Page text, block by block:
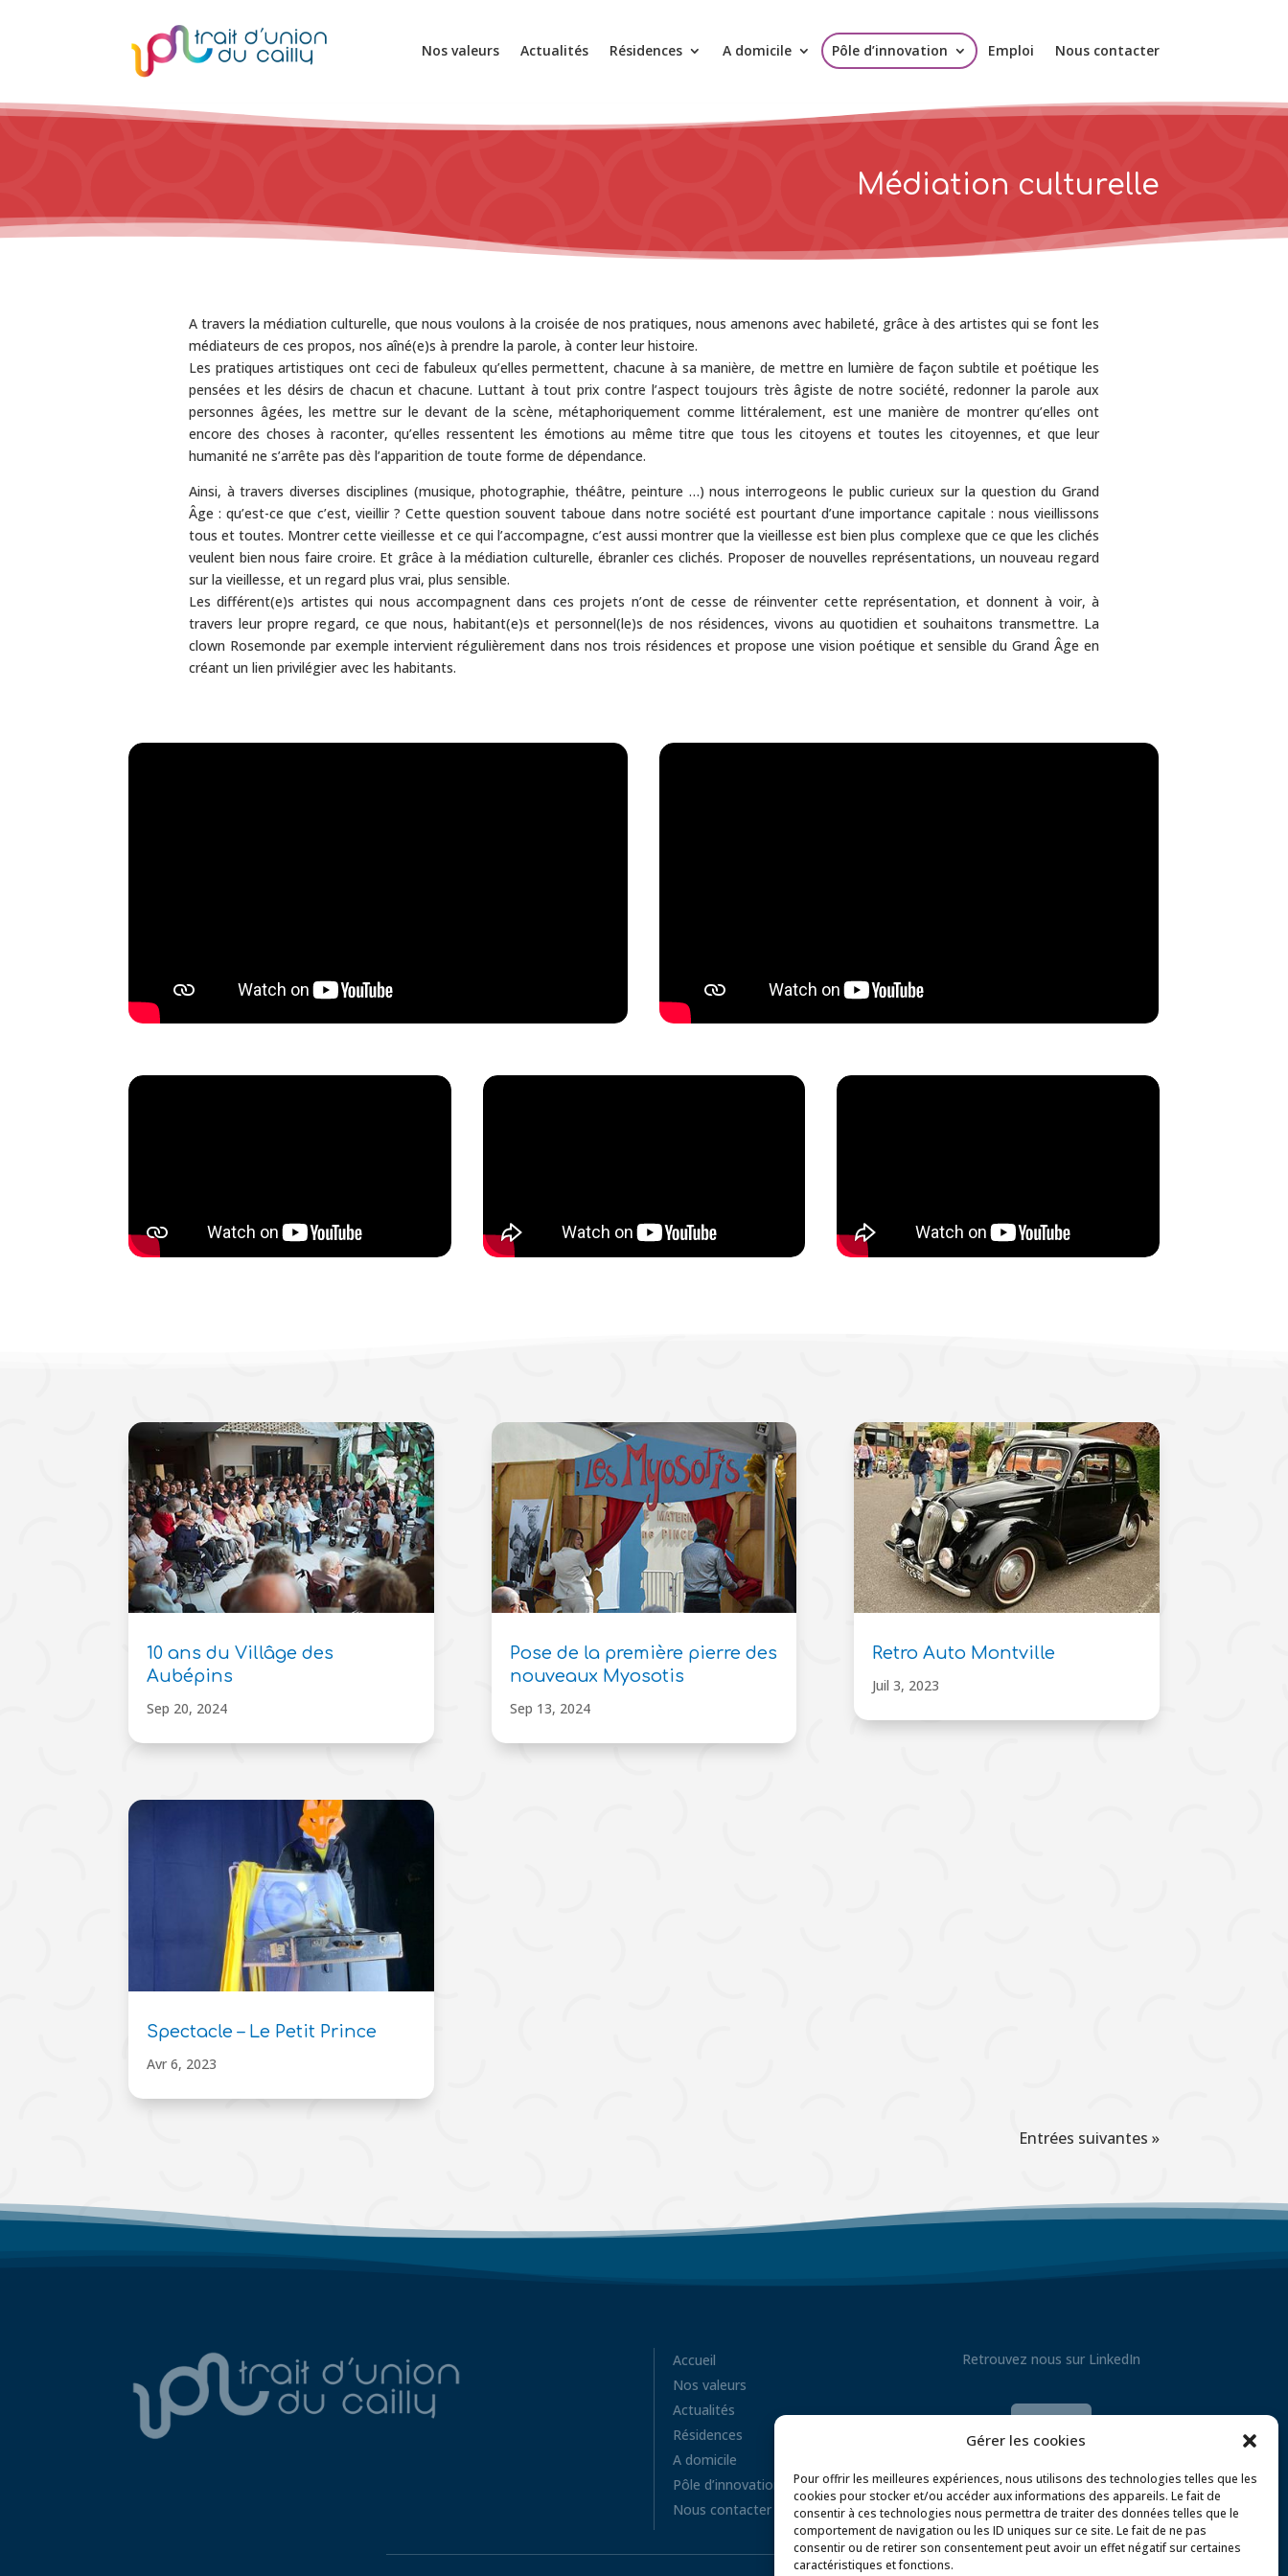
Gérer les cookies
Pour offrir les meilleures expériences, nous utilisons des technologies telles que les
cookies pour stocker et/ou accéder aux informations des appareils. Le fait de
consentir à ces technologies nous permettra de traiter des données telles que le
comportement de navigation ou les ID uniques sur ce site. Le fait de ne pas
consentir ou de retirer son consentement peut avoir un effet négatif sur certaines
caractéristiques et fonctions.
Nos valeurs Actualités Résidences A domicile Pôle d’innovation Emploi Nous contacter
Médiation culturelle
A travers la médiation culturelle, que nous voulons à la croisée de nos pratiques, nous amenons avec habileté, grâce à des artistes qui se font les
médiateurs de ces propos, nos aîné(e)s à prendre la parole, à conter leur histoire.
Les pratiques artistiques ont ceci de fabuleux qu’elles permettent, chacune à sa manière, de mettre en lumière de façon subtile et poétique les
pensées et les désirs de chacun et chacune. Luttant à tout prix contre l’aspect toujours très âgiste de notre société, redonner la parole aux
personnes âgées, les mettre sur le devant de la scène, métaphoriquement comme littéralement, est une manière de montrer qu’elles ont
encore des choses à raconter, qu’elles ressentent les émotions au même titre que tous les citoyens et toutes les citoyennes, et que leur
humanité ne s’arrête pas dès l’apparition de toute forme de dépendance.
Ainsi, à travers diverses disciplines (musique, photographie, théâtre, peinture …) nous interrogeons le public curieux sur la question du Grand
Âge : qu’est-ce que c’est, vieillir ? Cette question souvent taboue dans notre société est pourtant d’une importance capitale : nous vieillissons
tous et toutes. Montrer cette vieillesse et ce qui l’accompagne, c’est aussi montrer que la vieillesse est bien plus complexe que ce que les clichés
veulent bien nous faire croire. Et grâce à la médiation culturelle, ébranler ces clichés. Proposer de nouvelles représentations, un nouveau regard
sur la vieillesse, et un regard plus vrai, plus sensible.
Les différent(e)s artistes qui nous accompagnent dans ces projets n’ont de cesse de réinventer cette représentation, et donnent à voir, à
travers leur propre regard, ce que nous, habitant(e)s et personnel(le)s de nos résidences, vivons au quotidien et souhaitons transmettre. La
clown Rosemonde par exemple intervient régulièrement dans nos trois résidences et propose une vision poétique et sensible du Grand Âge en
créant un lien privilégier avec les habitants.
10 ans du Villâge des
Aubépins
Sep 20, 2024
Spectacle – Le Petit Prince
Avr 6, 2023
Pose de la première pierre des
nouveaux Myosotis
Sep 13, 2024
Retro Auto Montville
Juil 3, 2023
Entrées suivantes »
Accueil
Nos valeurs
Actualités
Résidences
A domicile
Pôle d’innovation
Nous contacter
Retrouvez nous sur LinkedIn
